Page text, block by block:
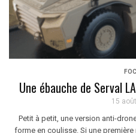
Une ébauche de Serval
15
Petit à petit, une version anti-
forme en coulisse. Si une